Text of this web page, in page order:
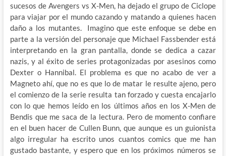
sucesos de Avengers vs X-Men, ha dejado el grupo de Ciclope
para viajar por el mundo cazando y matando a quienes hacen
daño a los mutantes. Imagino que este enfoque se debe en
parte a la versión del personaje que Michael Fassbender está
interpretando en la gran pantalla, donde se dedica a cazar
nazis, y al éxito de series protagonizadas por asesinos como
Dexter o Hannibal. El problema es que no acabo de ver a
Magneto ahí, que no es que lo de matar le resulte ajeno, pero
el comienzo de la serie resulta tan forzado y cuesta encajarlo
con lo que hemos leído en los últimos años en los X-Men de
Bendis que me saca de la lectura. Pero de momento confiare
en el buen hacer de Cullen Bunn, que aunque es un guionista
algo irregular ha escrito unos cuantos comics que me han
gustado bastante, y espero que en los próximos números se